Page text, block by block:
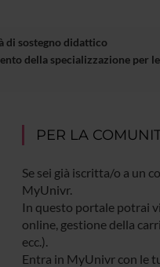
di sostegno didattico
della specializzazione per
PER LA
Se sei già iscritta/o a un
MyUnivr.
In questo portale potrai
online, gestione della
ecc.).
Entra in MyUnivr con le